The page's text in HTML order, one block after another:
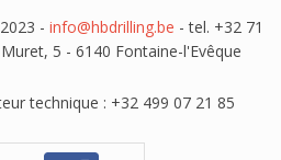
- info@hbdrilling.be - tel. +32 71
5 - 6140 Fontaine-l'Evêque
technique : +32 499 07 21 85